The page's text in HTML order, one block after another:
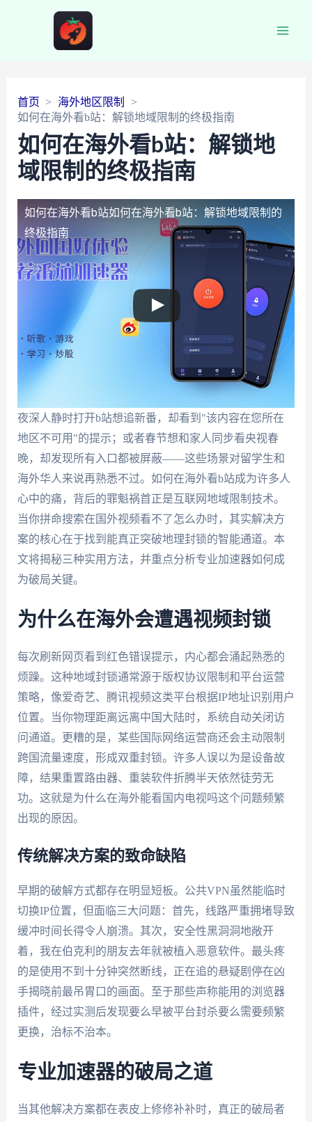
首页
海外地区限制
如何在海外看b站：解锁地域限制的终极指南
如何在海外看b站：解锁地
域限制的终极指南
如何在海外看b站如何在海外看b站：解锁地域限制的
终极指南
夜深人静时打开b站想追新番，却看到"该内容在您所在
地区不可用"的提示；或者春节想和家人同步看央视春
晚，却发现所有入口都被屏蔽——这些场景对留学生和
海外华人来说再熟悉不过。如何在海外看b站成为许多人
心中的痛，背后的罪魁祸首正是互联网地域限制技术。
当你拼命搜索在国外视频看不了怎么办时，其实解决方
案的核心在于找到能真正突破地理封锁的智能通道。本
文将揭秘三种实用方法，并重点分析专业加速器如何成
为破局关键。
为什么在海外会遭遇视频封锁
每次刷新网页看到红色错误提示，内心都会涌起熟悉的
烦躁。这种地域封锁通常源于版权协议限制和平台运营
策略，像爱奇艺、腾讯视频这类平台根据IP地址识别用户
位置。当你物理距离远离中国大陆时，系统自动关闭访
问通道。更糟的是，某些国际网络运营商还会主动限制
跨国流量速度，形成双重封锁。许多人误以为是设备故
障，结果重置路由器、重装软件折腾半天依然徒劳无
功。这就是为什么在海外能看国内电视吗这个问题频繁
出现的原因。
传统解决方案的致命缺陷
早期的破解方式都存在明显短板。公共VPN虽然能临时
切换IP位置，但面临三大问题：首先，线路严重拥堵导致
缓冲时间长得令人崩溃。其次，安全性黑洞洞地敞开
着，我在伯克利的朋友去年就被植入恶意软件。最头疼
的是使用不到十分钟突然断线，正在追的悬疑剧停在凶
手揭晓前最吊胃口的画面。至于那些声称能用的浏览器
插件，经过实测后发现要么早被平台封杀要么需要频繁
更换，治标不治本。
专业加速器的破局之道
当其他解决方案都在表皮上修修补补时，真正的破局者